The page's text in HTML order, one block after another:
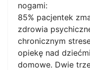
nogami:
85% pacjentek
zdrowia
chronicznym
opiekę nad
domowe. Dwie